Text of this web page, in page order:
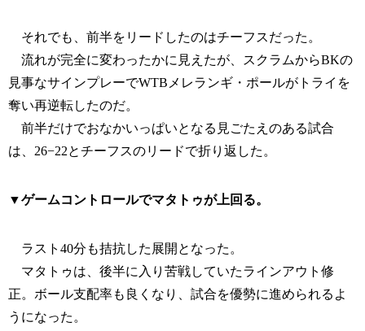
それでも、前半をリードしたのはチーフスだった。
流れが完全に変わったかに見えたが、スクラムからBKの
見事なサインプレーでWTBメレランギ・ポールがトライを
奪い再逆転したのだ。
前半だけでおなかいっぱいとなる見ごたえのある試合
は、26−22とチーフスのリードで折り返した。
▼ゲームコントロールでマタトゥが上回る。
ラスト40分も拮抗した展開となった。
マタトゥは、後半に入り苦戦していたラインアウト修
正。ボール支配率も良くなり、試合を優勢に進められるよ
うになった。